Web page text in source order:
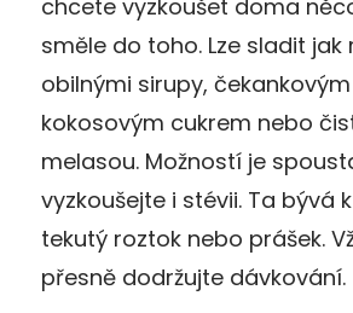
chcete vyzkoušet doma
směle do toho. Lze sladit
obilnými sirupy,
kokosovým cukrem nebo
melasou. Možností je
vyzkoušejte i stévii. Ta bývá
tekutý roztok nebo prášek.
přesně dodržujte dávkování.